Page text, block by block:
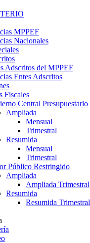
MPPEF
Nacionales
Adscritos del MPPEF
Entes Adscritos
Fiscales
Central Presupuestario
Ampliada
Mensual
Trimestral
Resumida
Mensual
Trimestral
Público Restringido
Ampliada
Ampliada Trimestral
Resumida
Resumida Trimestral